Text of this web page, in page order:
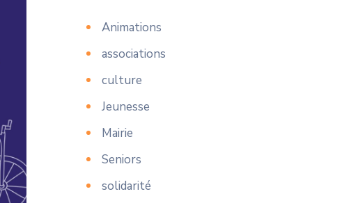
Animations
associations
culture
Jeunesse
Mairie
Seniors
solidarité